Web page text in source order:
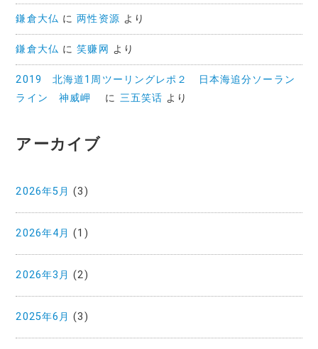
鎌倉大仏 に两性资源 より
鎌倉大仏 に笑赚网 より
2019 北海道1周ツーリングレポ２ 日本海追分ソーラン
ライン 神威岬
に 三五笑话 より
アーカイブ
2026年5月 (3)
2026年4月 (1)
2026年3月 (2)
2025年6月 (3)